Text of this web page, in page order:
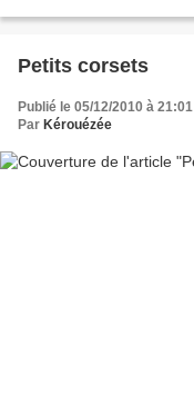
Petits corsets
Publié le 05/12/2010 à 21:01
Par Kérouézée